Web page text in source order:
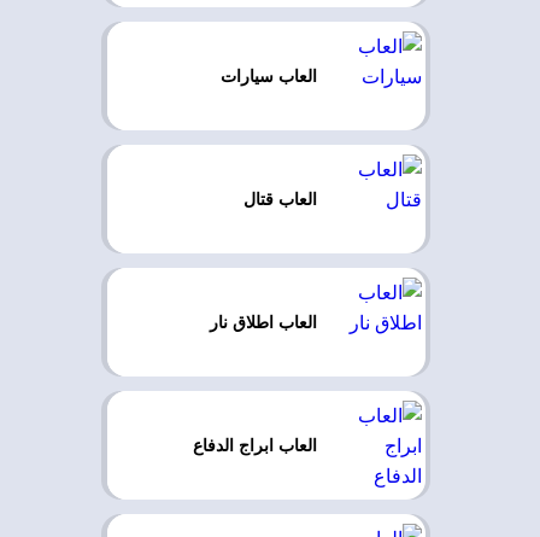
العاب سيارات
العاب قتال
العاب اطلاق نار
العاب ابراج الدفاع